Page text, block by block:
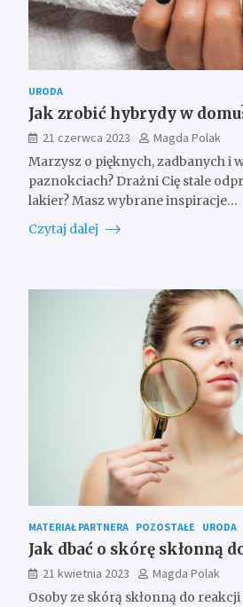
URODA
Jak zrobić hybrydy w
21 czerwca 2023
Magda Polak
Marzysz o pięknych, zadbanych i
paznokciach? Drażni Cię stale
lakier? Masz wybrane inspiracje…
Czytaj dalej
MATERIAŁ PARTNERA POZOSTAŁE URODA
Jak dbać o skórę skłonną
21 kwietnia 2023
Magda Polak
Osoby ze skórą skłonną do